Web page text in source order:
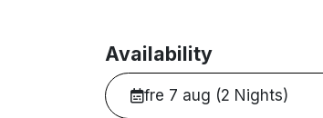
Availability
fre 7 aug (2 Nights)